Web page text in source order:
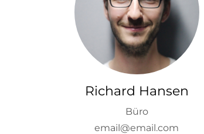
Richard Hansen
Büro
email@email.com